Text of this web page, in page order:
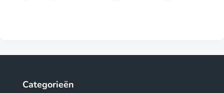
Categorieën